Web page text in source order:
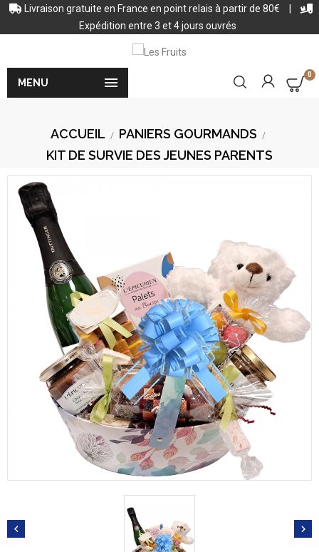
Livraison gratuite en France en point relais à partir de 80€
Expédition entre 3 et 4 jours ouvrés

MENU
0
ACCUEIL
PANIERS GOURMANDS
KIT DE SURVIE DES JEUNES PARENTS
 